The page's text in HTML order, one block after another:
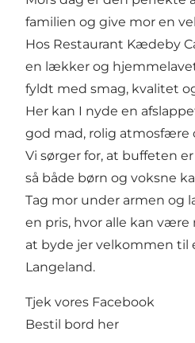
familien og give mor en
Hos Restaurant Kædeby
en lækker og
fyldt med smag, kvalitet
Her kan I nyde en
god mad, rolig atmosfære
Vi sørger for, at buffeten
så både børn og voksne
Tag mor under armen og
en pris, hvor alle kan
at byde jer velkommen til
Langeland.
Tjek vores Facebook
Bestil bord her